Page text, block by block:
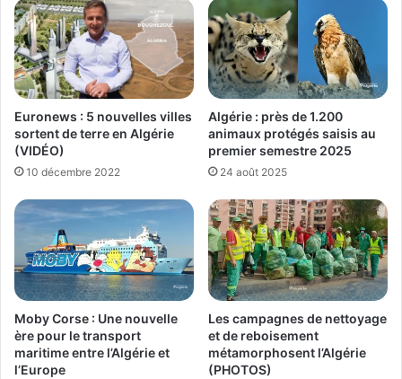
Euronews : 5 nouvelles villes
sortent de terre en Algérie
(VIDÉO)
10 décembre 2022
Algérie : près de 1.200
animaux protégés saisis au
premier semestre 2025
24 août 2025
Moby Corse : Une nouvelle
ère pour le transport
maritime entre l’Algérie et
l’Europe
Les campagnes de nettoyage
et de reboisement
métamorphosent l’Algérie
(PHOTOS)